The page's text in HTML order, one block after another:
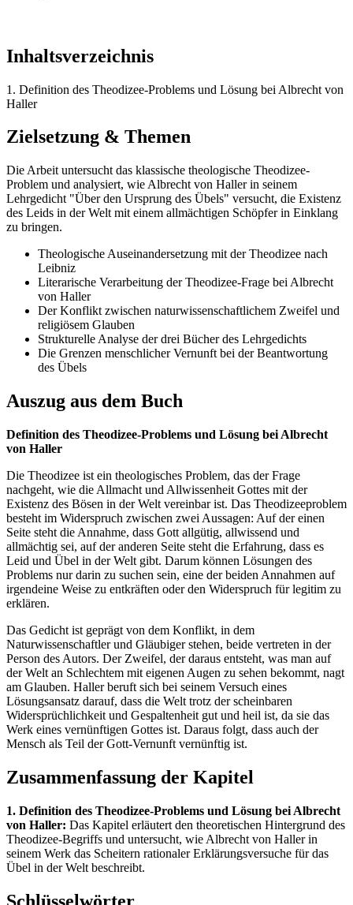
Inhaltsverzeichnis
1. Definition des Theodizee-Problems und Lösung bei Albrecht von
Haller
Zielsetzung & Themen
Die Arbeit untersucht das klassische theologische Theodizee-
Problem und analysiert, wie Albrecht von Haller in seinem
Lehrgedicht "Über den Ursprung des Übels" versucht, die Existenz
des Leids in der Welt mit einem allmächtigen Schöpfer in Einklang
zu bringen.
Theologische Auseinandersetzung mit der Theodizee nach
Leibniz
Literarische Verarbeitung der Theodizee-Frage bei Albrecht
von Haller
Der Konflikt zwischen naturwissenschaftlichem Zweifel und
religiösem Glauben
Strukturelle Analyse der drei Bücher des Lehrgedichts
Die Grenzen menschlicher Vernunft bei der Beantwortung
des Übels
Auszug aus dem Buch
Definition des Theodizee-Problems und Lösung bei Albrecht
von Haller
Die Theodizee ist ein theologisches Problem, das der Frage
nachgeht, wie die Allmacht und Allwissenheit Gottes mit der
Existenz des Bösen in der Welt vereinbar ist. Das Theodizeeproblem
besteht im Widerspruch zwischen zwei Aussagen: Auf der einen
Seite steht die Annahme, dass Gott allgütig, allwissend und
allmächtig sei, auf der anderen Seite steht die Erfahrung, dass es
Leid und Übel in der Welt gibt. Darum können Lösungen des
Problems nur darin zu suchen sein, eine der beiden Annahmen auf
irgendeine Weise zu entkräften oder den Widerspruch für legitim zu
erklären.
Das Gedicht ist geprägt von dem Konflikt, in dem
Naturwissenschaftler und Gläubiger stehen, beide vertreten in der
Person des Autors. Der Zweifel, der daraus entsteht, was man auf
der Welt an Schlechtem mit eigenen Augen zu sehen bekommt, nagt
am Glauben. Haller beruft sich bei seinem Versuch eines
Lösungsansatz darauf, dass die Welt trotz der scheinbaren
Widersprüchlichkeit und Gespaltenheit gut und heil ist, da sie das
Werk eines vernünftigen Gottes ist. Daraus folgt, dass auch der
Mensch als Teil der Gott-Vernunft vernünftig ist.
Zusammenfassung der Kapitel
1. Definition des Theodizee-Problems und Lösung bei Albrecht
von Haller: Das Kapitel erläutert den theoretischen Hintergrund des
Theodizee-Begriffs und untersucht, wie Albrecht von Haller in
seinem Werk das Scheitern rationaler Erklärungsversuche für das
Übel in der Welt beschreibt.